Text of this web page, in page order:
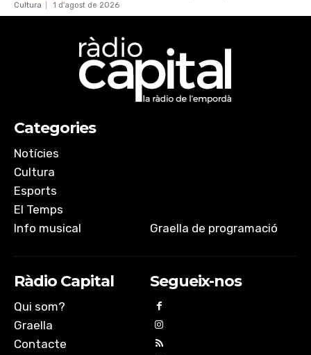
Cultura 1 d'agost de 2026
Categories
Notícies
Cultura
Esports
El Temps
Info musical
Graella de programació
Ràdio Capital
Qui som?
Graella
Contacte
Segueix-nos